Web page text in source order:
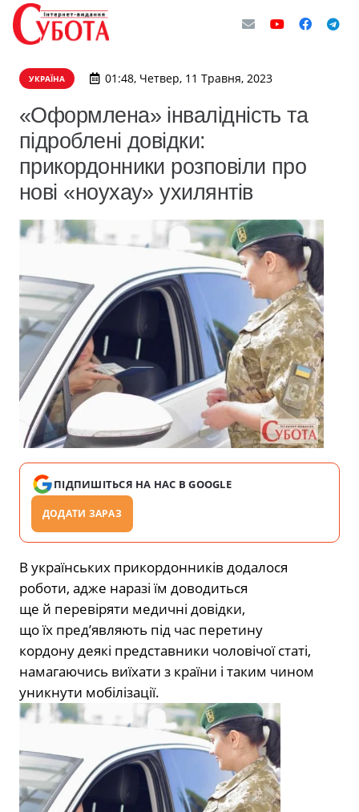
УКРАЇНА 01:48, Четвер, 11 Травня, 2023
«Оформлена» інвалідність та
підроблені довідки:
прикордонники розповіли про
нові «ноухау» ухилянтів
ПІДПИШІТЬСЯ НА НАС В GOOGLE
ДОДАТИ ЗАРАЗ
В українських прикордонників додалося
роботи, адже наразі їм доводиться
ще й перевіряти медичні довідки,
що їх пред’являють під час перетину
кордону деякі представники чоловічої статі,
намагаючись виїхати з країни і таким чином
уникнути мобілізації.